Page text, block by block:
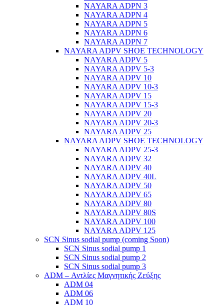
NAYARA ADPN 3
NAYARA ADPN 4
NAYARA ADPN 5
NAYARA ADPN 6
NAYARA ADPN 7
NAYARA ADPV SHOE TECHNOLOGY
NAYARA ADPV 5
NAYARA ADPV 5-3
NAYARA ADPV 10
NAYARA ADPV 10-3
NAYARA ADPV 15
NAYARA ADPV 15-3
NAYARA ADPV 20
NAYARA ADPV 20-3
NAYARA ADPV 25
NAYARA ADPV SHOE TECHNOLOGY
NAYARA ADPV 25-3
NAYARA ADPV 32
NAYARA ADPV 40
NAYARA ADPV 40L
NAYARA ADPV 50
NAYARA ADPV 65
NAYARA ADPV 80
NAYARA ADPV 80S
NAYARA ADPV 100
NAYARA ADPV 125
SCN Sinus sodial pump (coming Soon)
SCN Sinus sodial pump 1
SCN Sinus sodial pump 2
SCN Sinus sodial pump 3
ADM – Αντλίες Μαγνητικής Ζεύξης
ADM 04
ADM 06
ADM 10